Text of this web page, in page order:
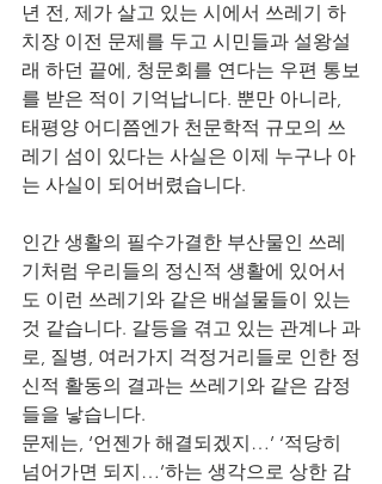
년 전, 제가 살고 있는 시에서 쓰레기 하
치장 이전 문제를 두고 시민들과 설왕설
래 하던 끝에, 청문회를 연다는 우편 통보
를 받은 적이 기억납니다. 뿐만 아니라,
태평양 어디쯤엔가 천문학적 규모의 쓰
레기 섬이 있다는 사실은 이제 누구나 아
는 사실이 되어버렸습니다.
인간 생활의 필수가결한 부산물인 쓰레
기처럼 우리들의 정신적 생활에 있어서
도 이런 쓰레기와 같은 배설물들이 있는
것 같습니다. 갈등을 겪고 있는 관계나 과
로, 질병, 여러가지 걱정거리들로 인한 정
신적 활동의 결과는 쓰레기와 같은 감정
들을 낳습니다.
문제는, ‘언젠가 해결되겠지…’ ‘적당히
넘어가면 되지…’하는 생각으로 상한 감